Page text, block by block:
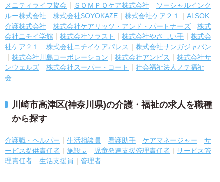
メニティライフ協会
ＳＯＭＰＯケア株式会社
ソーシャルインク
ルー株式会社
株式会社SOYOKAZE 株式会社ケア２１
ALSOK
介護株式会社
株式会社ケアリッツ・アンド・パートナーズ
株式
会社ニチイ学館
株式会社ソラスト 株式会社やさしい手
株式会
社ケア２１
株式会社ニチイケアパレス
株式会社サンガジャパン
株式会社川島コーポレーション
株式会社アンビス
株式会社サ
ンウェルズ
株式会社スーパー・コート
社会福祉法人ノテ福祉
会
川崎市高津区(神奈川県)の介護・福祉の求人を職種
から探す
介護職・ヘルパー 生活相談員 看護助手 ケアマネージャー
サ
ービス提供責任者
施設長 児童発達支援管理責任者
サービス管
理責任者
生活支援員 管理者